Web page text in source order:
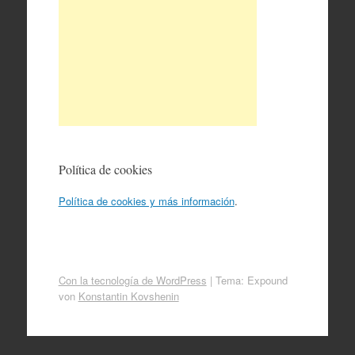
Política de cookies
Política de cookies y más información.
Con la tecnología de WordPress | Tema: Expound
von Konstantin Kovshenin